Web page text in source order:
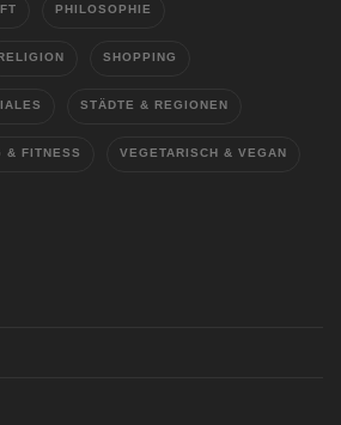
PHILOSOPHIE
SHOPPING
STÄDTE & REGIONEN
& FITNESS VEGETARISCH & VEGAN